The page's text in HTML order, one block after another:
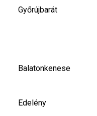
Győrújbarát
Balatonkenese
Edelény